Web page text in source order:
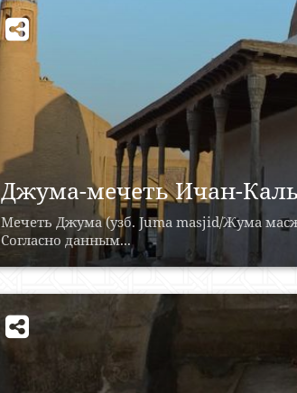
Джума-мечеть Ичан-
Мечеть Джума (узб. Juma masjid/Жума
Согласно данным...